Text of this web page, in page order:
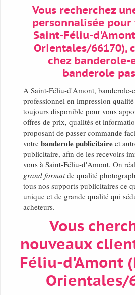
Vous recherchez
personnalisée pour
Saint-Féliu-
Orientales/66170),
chez banderole-
banderole
A Saint-Féliu-d'Amont, banderole-
professionnel en impression
toujours disponible pour vous
offres de prix, qualités et
proposant de passer commande
votre banderole publicitaire et
publicitaire, afin de les recevoirs
vous à Saint-Féliu-d'Amont. On
grand formatde qualité
tous nos supports publicitaires ce
unique et de grande qualité qui
acheteurs.
Vous
nouveaux
Féliu-d'Amont
Orientales/